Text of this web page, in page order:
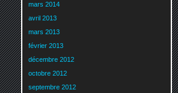
mars 2014
avril 2013
mars 2013
février 2013
décembre 2012
octobre 2012
septembre 2012